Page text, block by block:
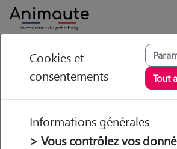
Animaute Pays-de-la-Loire Maine-et-Loire
Coralie -
TRELAZE
Cookies et
consentements
Tout
Informations générales
> Vous contrôlez vos